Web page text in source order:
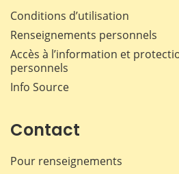
Conditions d’utilisation
Renseignements personnels
Accès à l’information et
personnels
Info Source
Contact
Pour renseignements